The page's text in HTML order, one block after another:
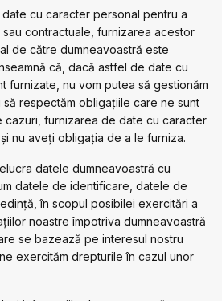
cu caracter personal pentru a
contractuale, furnizarea acestor
de către dumneavoastră este
că, dacă astfel de date cu
furnizate, nu vom putea să gestionăm
respectăm obligațiile care ne sunt
cazuri, furnizarea de date cu caracter
nu aveți obligația de a le furniza.
datele dumneavoastră cu
datele de identificare, datele de
în scopul posibilei exercitări a
noastre împotriva dumneavoastră
se bazează pe interesul nostru
exercităm drepturile în cazul unor